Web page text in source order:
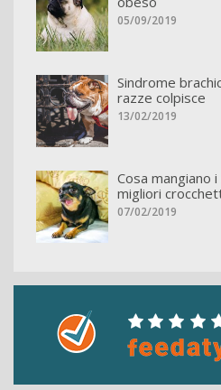
05/09/2019
Sindrome
razze colpisce
13/02/2019
Cosa mangiano i
migliori
07/02/2019